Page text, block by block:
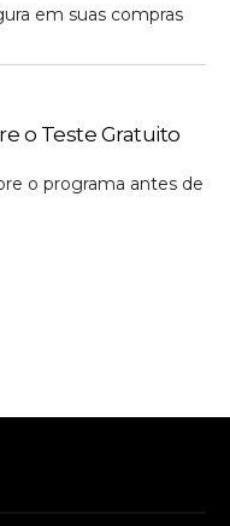
em suas compras
o Teste Gratuito
o programa antes de